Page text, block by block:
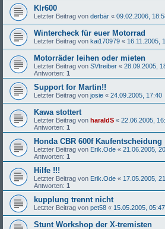
Klr600
Letzter Beitrag von derbär « 09.02.2006,
Wintercheck für euer Motorrad
Letzter Beitrag von kai170979 « 16.11.2005,
Motorräder leihen oder mieten
Letzter Beitrag von SVtreiber « 28.09.2005,
Antworten: 1
Support for Martin!!
Letzter Beitrag von josie « 24.09.2005, 17:40
Kawa stottert
Letzter Beitrag von haraldS « 22.06.2005,
Antworten: 1
Honda CBR 600f Kaufentscheidung
Letzter Beitrag von Erik.Ode « 21.06.2005,
Antworten: 1
Hilfe !!!
Letzter Beitrag von Erik.Ode « 17.05.2005,
Antworten: 1
kupplung trennt nicht
Letzter Beitrag von pet58 « 15.05.2005, 05:47
Stunt Workshop der X-tremisten